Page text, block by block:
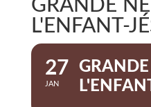
GRANDE
L'ENFANT-
27
JAN